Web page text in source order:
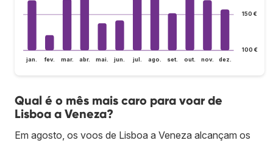
100 €
150 €
jan. fev. mar. abr. mai. jun. jul. ago. set. out. nov. dez.
Qual é o mês mais caro para voar de
Lisboa a Veneza?
Em agosto, os voos de Lisboa a Veneza alcançam os